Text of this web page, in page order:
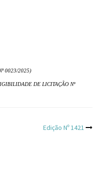
0023/2025)
DE LICITAÇÃO Nº
Edição Nº 1421